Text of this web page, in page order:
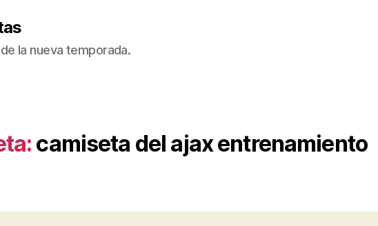
la nueva temporada.
camiseta del ajax entrenamiento